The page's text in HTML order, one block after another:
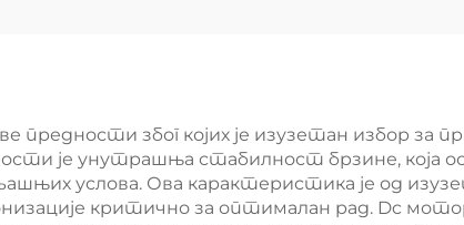
због којих је изузетан избор за
је унутрашња стабилност брзине, која
услова. Ова карактеристика је од
критично за оптималан рад. Dc